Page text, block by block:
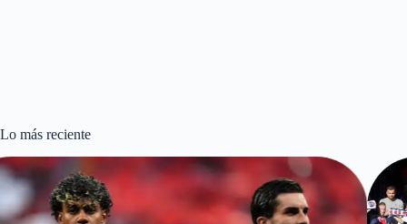
Lo más reciente